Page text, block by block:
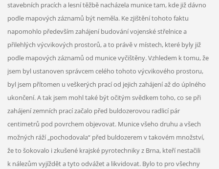
stavebních pracích a lesní těžbě nacházela munice tam, kde již dávno
podle mapových záznamů být neměla. Ke zjištění tohoto faktu
napomohlo především zahájení budování vojenské střelnice a
přilehlých výcvikových prostorů, a to právě v místech, které byly již
podle mapových záznamů od munice vyčištěny. Vzhledem k tomu, že
jsem byl ustanoven správcem celého tohoto výcvikového prostoru,
byl jsem přítomen u veškerých prací od jejich zahájení až do úplného
ukončení. A tak jsem mohl také být očitým svědkem toho, co se při
zahájení zemních prací začalo před buldozerovou radlicí pár
centimetrů pod povrchem objevovat. Munice všeho druhu a všech
možných ráží „pochodovala“ před buldozerem v takovém množství,
že to šokovalo i zkušené krajské pyrotechniky z Brna, kteří nestačili
k nálezům vyjíždět a tyto odvážet a likvidovat. Bylo to pro všechny